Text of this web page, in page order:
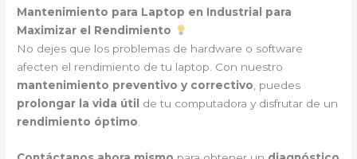
Mantenimiento para Laptop en Industrial para
Maximizar el Rendimiento
No dejes que los problemas de hardware o software
afecten el rendimiento de tu laptop. Con nuestro
mantenimiento preventivo y correctivo , puedes
prolongar la vida útil
de tu computadora y disfrutar de un
rendimiento óptimo